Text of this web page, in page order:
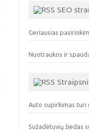
SEO
Geriausias
Nuotraukos ir
Auto supirkimas turi
Sužadėtuvių žiedas